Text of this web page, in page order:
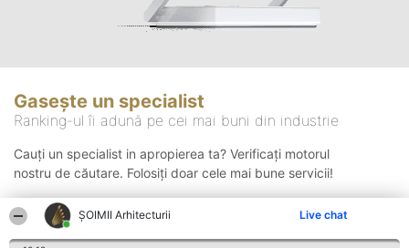
ȘOIMII Arhitecturii Live chat
Gasește un specialist
Ranking-ul îi adună pe cei mai buni din industrie
Cauți un specialist in apropierea ta? Verificați motorul
nostru de căutare. Folosiți doar cele mai bune servicii!